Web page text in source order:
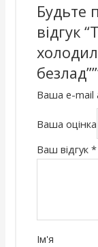
Будьте
відгук
Ваша e-mail
Ваша оцінка
Ваш відгук *
Ім'я